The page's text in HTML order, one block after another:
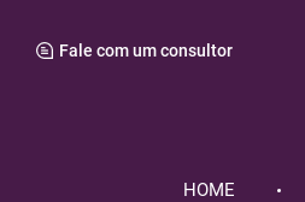
Fale com um consultor
HOME